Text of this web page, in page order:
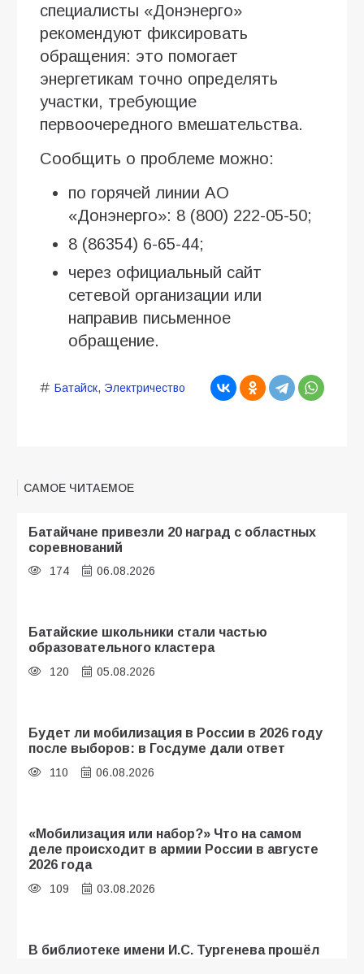
специалисты «Донэнерго»
рекомендуют фиксировать
обращения: это помогает
энергетикам точно определять
участки, требующие
первоочередного вмешательства.
Сообщить о проблеме можно:
по горячей линии АО
«Донэнерго»: 8 (800) 222-05-50;
8 (86354) 6-65-44;
через официальный сайт
сетевой организации или
направив письменное
обращение.
Батайск, Электричество
САМОЕ ЧИТАЕМОЕ
Батайчане привезли 20 наград с областных
соревнований
174 06.08.2026
Батайские школьники стали частью
образовательного кластера
120 05.08.2026
Будет ли мобилизация в России в 2026 году
после выборов: в Госдуме дали ответ
110 06.08.2026
«Мобилизация или набор?» Что на самом
деле происходит в армии России в августе
2026 года
109 03.08.2026
В библиотеке имени И.С. Тургенева прошёл